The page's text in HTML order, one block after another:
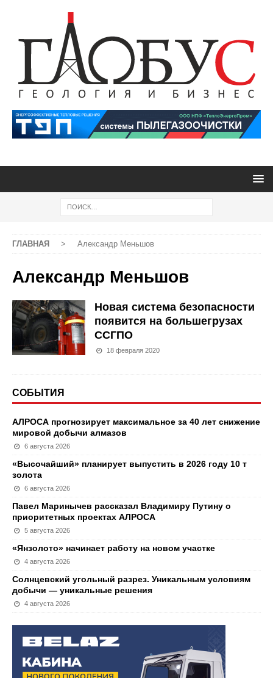
ГЛАВНАЯ > Александр Меньшов
Александр Меньшов
Новая система безопасности
появится на большегрузах
ССГПО
18 февраля 2020
СОБЫТИЯ
АЛРОСА прогнозирует максимальное за 40 лет снижение
мировой добычи алмазов
6 августа 2026
«Высочайший» планирует выпустить в 2026 году 10 т
золота
6 августа 2026
Павел Маринычев рассказал Владимиру Путину о
приоритетных проектах АЛРОСА
5 августа 2026
«Янзолото» начинает работу на новом участке
4 августа 2026
Солнцевский угольный разрез. Уникальным условиям
добычи — уникальные решения
4 августа 2026